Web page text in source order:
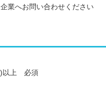
業へお問い合わせください
)以上 必須